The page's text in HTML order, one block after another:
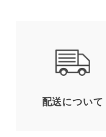
配送について